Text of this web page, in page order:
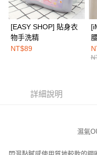
ATM／網路銀行／等多元方式
※ 請注意：結帳手續完成當下
購買商品的店家。未經商家同
後付繳納相關費用。
※ 交易是否成功請以「AFTEE
是否繳費成功／繳費後需取消
https://
易，需依本服務之必要範圍內
３．未成年的使用者請事先徵
任。
7-11取付
每筆NT$100，滿
付款後7-11取貨
每筆NT$100，滿NT$1,500(
[EASY SHOP] 貼身衣
物手洗精
NT$89
詳細說明
濕氣